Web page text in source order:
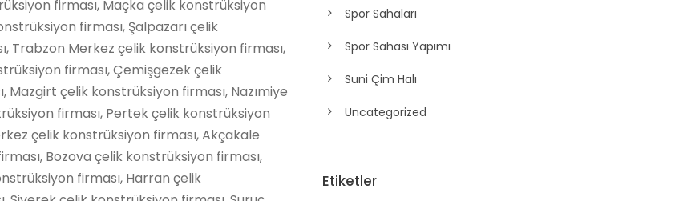
Spor Sahaları
Spor Sahası Yapımı
Suni Çim Halı
Uncategorized
Etiketler